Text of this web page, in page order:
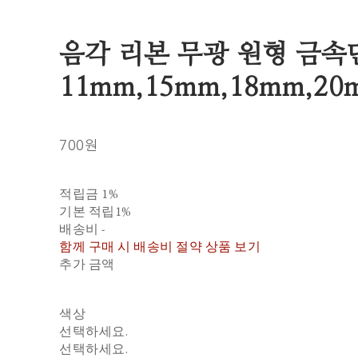
음각 리본 무광 원형 금속
700원
적립금 1%
기본 적립 1%
배송비-
함께 구매 시 배송비 절약 상품 보기
추가 금액
색상
선택하세요.
선택하세요.